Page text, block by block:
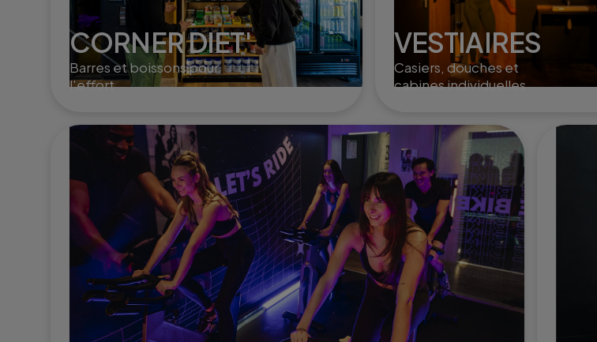
CORNER DIET'
Barres et boissons pour
l'effort
VESTIAIRES
Casiers, douches et
cabines individuelles